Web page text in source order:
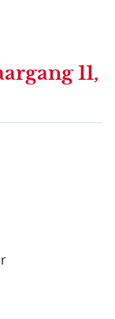
11,